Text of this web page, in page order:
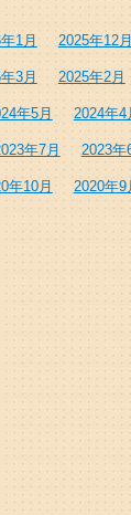
1月 2025年12月
3月 2025年2月
年5月 2024年4
年7月 2023年
年10月 2020年9